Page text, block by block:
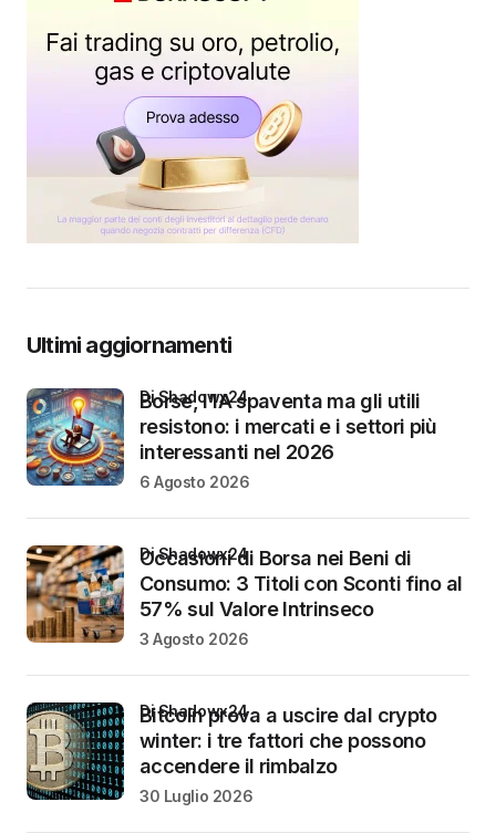
Ultimi aggiornamenti
Borse, l’IA spaventa ma gli utili
resistono: i mercati e i settori più
interessanti nel 2026
di Shadowx24
6 Agosto 2026
Occasioni di Borsa nei Beni di
Consumo: 3 Titoli con Sconti fino al
57% sul Valore Intrinseco
di Shadowx24
3 Agosto 2026
Bitcoin prova a uscire dal crypto
winter: i tre fattori che possono
accendere il rimbalzo
di Shadowx24
30 Luglio 2026